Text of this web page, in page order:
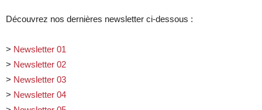
Découvrez nos dernières newsletter ci-dessous :
> Newsletter 01
> Newsletter 02
> Newsletter 03
> Newsletter 04